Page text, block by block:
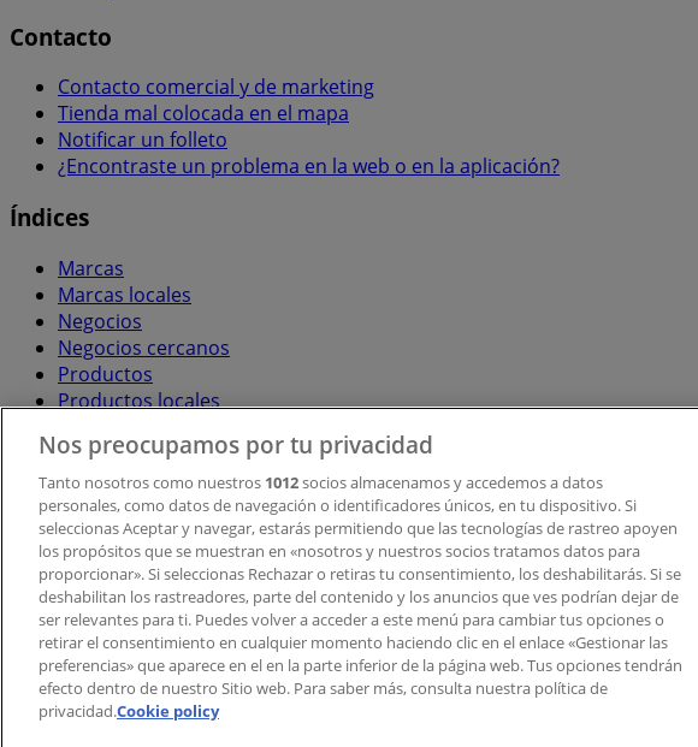
Contacto
Contacto comercial y de marketing
Tienda mal colocada en el mapa
Notificar un folleto
¿Encontraste un problema en la web o en la aplicación?
Índices
Marcas
Marcas locales
Negocios
Negocios cercanos
Productos
Productos locales
Descargar la APP Tiendeo
Copyright © Tiendeo ® 2026 · Shopfully Marketing S.L.U. – Palau de Mar –
Términos y condicionesPolítica de privacidad
Gestionar cookies
Nos preocupamos por tu privacidad
Tanto nosotros como nuestros 1012socios almacenamos y accedemos a datos
personales, como datos de navegación o identificadores únicos, en tu dispositivo. Si
seleccionas Aceptar y navegar, estarás permitiendo que las tecnologías de rastreo apoyen
los propósitos que se muestran en «nosotros y nuestros socios tratamos datos para
proporcionar». Si seleccionas Rechazar o retiras tu consentimiento, los deshabilitarás. Si se
deshabilitan los rastreadores, parte del contenido y los anuncios que ves podrían dejar de
ser relevantes para ti. Puedes volver a acceder a este menú para cambiar tus opciones o
retirar el consentimiento en cualquier momento haciendo clic en el enlace «Gestionar las
preferencias» que aparece en el en la parte inferior de la página web. Tus opciones tendrán
efecto dentro de nuestro Sitio web. Para saber más, consulta nuestra política de
privacidad.Cookie policy